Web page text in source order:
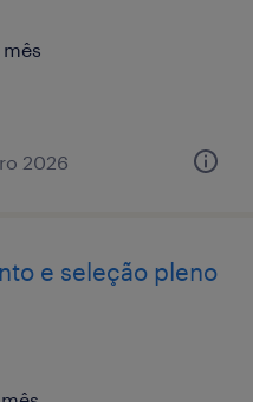
2026
e seleção pleno